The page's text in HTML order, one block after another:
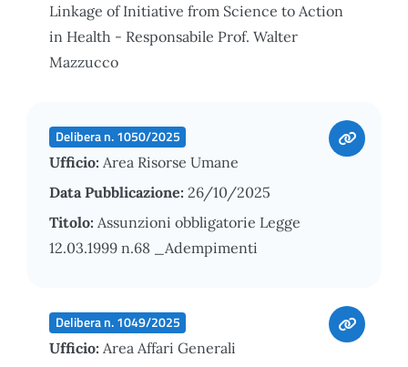
Linkage of Initiative from Science to Action
in Health - Responsabile Prof. Walter
Mazzucco
Delibera n. 1050/2025
Ufficio: Area Risorse Umane
Data Pubblicazione: 26/10/2025
Titolo: Assunzioni obbligatorie Legge
12.03.1999 n.68 _Adempimenti
Delibera n. 1049/2025
Ufficio: Area Affari Generali